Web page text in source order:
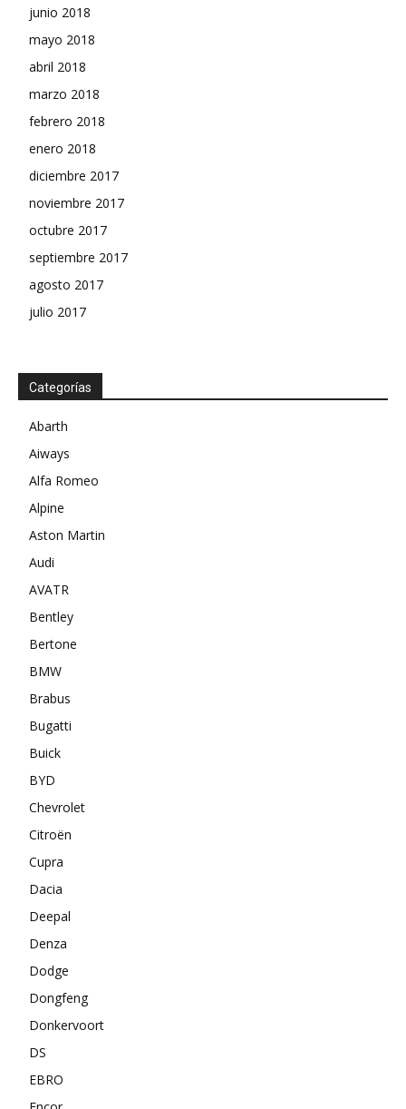
junio 2018
mayo 2018
abril 2018
marzo 2018
febrero 2018
enero 2018
diciembre 2017
noviembre 2017
octubre 2017
septiembre 2017
agosto 2017
julio 2017
Categorías
Abarth
Aiways
Alfa Romeo
Alpine
Aston Martin
Audi
AVATR
Bentley
Bertone
BMW
Brabus
Bugatti
Buick
BYD
Chevrolet
Citroën
Cupra
Dacia
Deepal
Denza
Dodge
Dongfeng
Donkervoort
DS
EBRO